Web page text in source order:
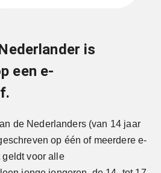
is
een e-
de Nederlanders (van 14 jaar
op één of meerdere e-
voor alle